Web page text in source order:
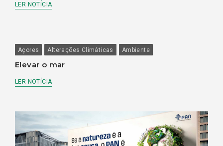
LER NOTÍCIA
Açores Alterações Climáticas Ambiente
Elevar o mar
LER NOTÍCIA